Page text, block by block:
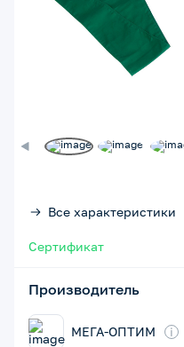
Все характеристики
Сертификат
Производитель
МЕГА-ОПТИМ i